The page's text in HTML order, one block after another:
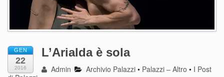
GEN
22
2016
L’Arialda è sola
Admin Archivio Palazzi • Palazzi – Altro • I Post